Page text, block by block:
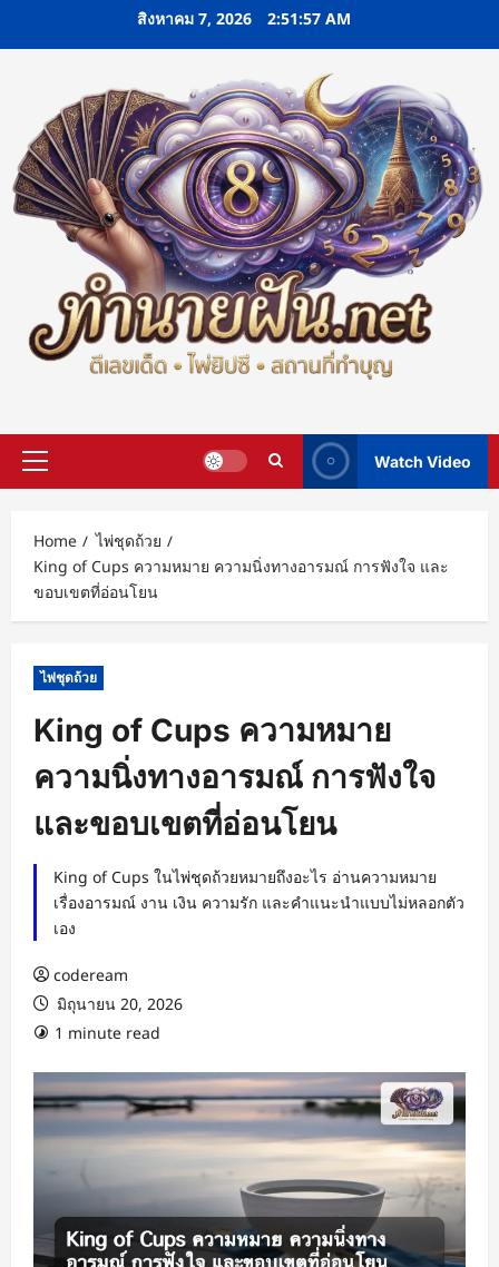
สิงหาคม 7, 2026 2:51:58 AM
Primary
Watch Video
Home
ไพ่ชุดถ้วย
King of Cups ความหมาย ความนิ่งทางอารมณ์ การฟังใจ และ
ขอบเขตที่อ่อนโยน
ไพ่ชุดถ้วย
King of Cups ความหมาย
ความนิ่งทางอารมณ์ การฟังใจ
และขอบเขตที่อ่อนโยน
King of Cups ในไพ่ชุดถ้วยหมายถึงอะไร อ่านความหมาย
เรื่องอารมณ์ งาน เงิน ความรัก และคำแนะนำแบบไม่หลอกตัว
เอง
codeream
มิถุนายน 20, 2026
1 minute read